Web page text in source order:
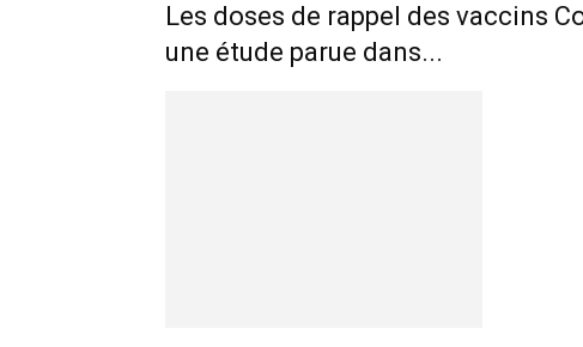
Les doses de rappel des vaccins
une étude parue dans...